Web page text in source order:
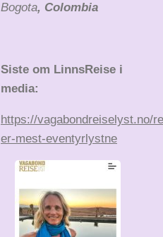
Bogota, Colombia
Siste om LinnsReise i
media:
https://vagabondreiselyst.no/
er-mest-eventyrlystne